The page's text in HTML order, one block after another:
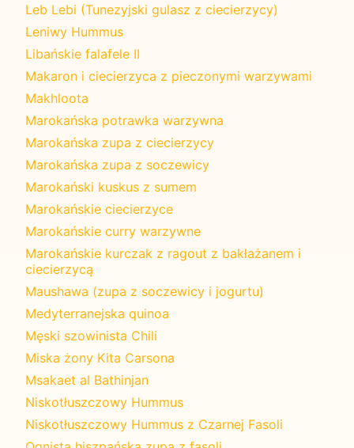
Leb Lebi (Tunezyjski gulasz z ciecierzycy)
Leniwy Hummus
Libańskie falafele II
Makaron i ciecierzyca z pieczonymi warzywami
Makhloota
Marokańska potrawka warzywna
Marokańska zupa z ciecierzycy
Marokańska zupa z soczewicy
Marokański kuskus z sumem
Marokańskie ciecierzyce
Marokańskie curry warzywne
Marokańskie kurczak z ragout z bakłażanem i
ciecierzycą
Maushawa (zupa z soczewicy i jogurtu)
Medyterranejska quinoa
Męski szowinista Chili
Miska żony Kita Carsona
Msakaet al Bathinjan
Niskotłuszczowy Hummus
Niskotłuszczowy Hummus z Czarnej Fasoli